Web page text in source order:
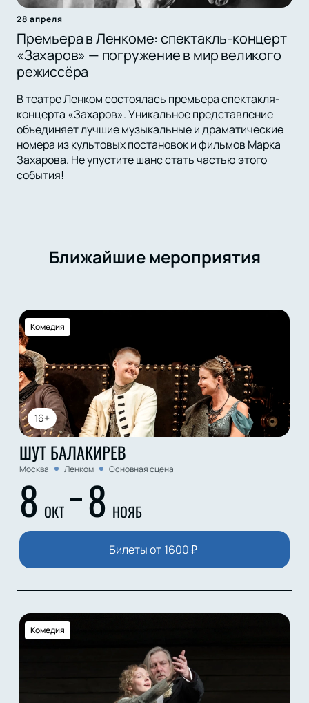
28 апреля
Премьера в Ленкоме: спектакль-концерт
«Захаров» — погружение в мир великого
режиссёра
В театре Ленком состоялась премьера спектакля-
концерта «Захаров». Уникальное представление
объединяет лучшие музыкальные и драматические
номера из культовых постановок и фильмов Марка
Захарова. Не упустите шанс стать частью этого
события!
Ближайшие мероприятия
16+
Комедия
ШУТ БАЛАКИРЕВ
Москва Ленком Основная сцена
8 ОКТ 8 НОЯБ
Билеты от 1600₽
Комедия